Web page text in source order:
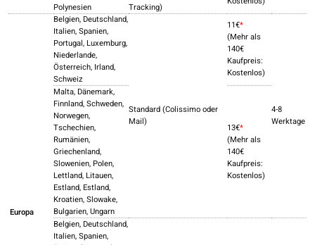
Polynesien
Tracking)
Europa
Belgien, Deutschland,
Italien, Spanien,
Portugal, Luxemburg,
Niederlande,
Österreich, Irland,
Schweiz
Standard (Colissimo oder
Mail)
11€*
(Mehr als
140€
Kaufpreis:
Kostenlos)
4-8
Werktage
Malta, Dänemark,
Finnland, Schweden,
Norwegen,
Tschechien,
Rumänien,
Griechenland,
Slowenien, Polen,
Lettland, Litauen,
Estland, Estland,
Kroatien, Slowake,
Bulgarien, Ungarn
13€*
(Mehr als
140€
Kaufpreis:
Kostenlos)
Belgien, Deutschland,
Italien, Spanien,